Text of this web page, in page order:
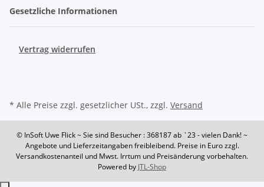
Gesetzliche Informationen
Vertrag widerrufen
* Alle Preise zzgl. gesetzlicher USt., zzgl. Versand
© InSoft Uwe Flick~ Sie sind Besucher : 368187ab `23 - vielen Dank! ~
Angebote und Lieferzeitangaben freibleibend. Preise in Euro zzgl.
Versandkostenanteil und Mwst. Irrtum und Preisänderung vorbehalten.
Powered by JTL-Shop